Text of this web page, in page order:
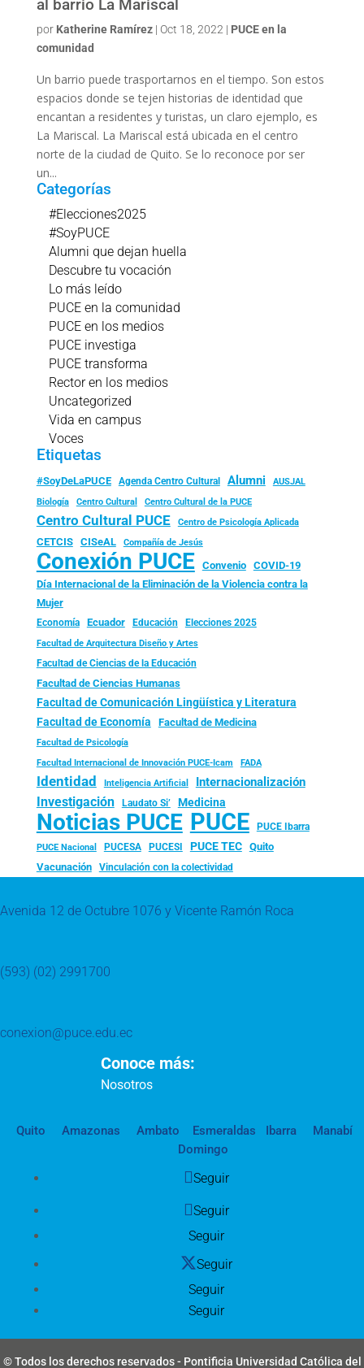
al barrio La Mariscal
por Katherine Ramírez| Oct 18, 2022 | PUCE en la
comunidad
Un barrio puede trasportarnos en el tiempo. Son estos
espacios donde se tejen historias de identidad que
encantan a residentes y turistas, un claro ejemplo, es
La Mariscal. La Mariscal está ubicada en el centro
norte de la ciudad de Quito. Se lo reconoce por ser
un...
Categorías
#Elecciones2025
#SoyPUCE
Alumni que dejan huella
Descubre tu vocación
Lo más leído
PUCE en la comunidad
PUCE en los medios
PUCE investiga
PUCE transforma
Rector en los medios
Uncategorized
Vida en campus
Voces
Etiquetas
#SoyDeLaPUCE Agenda Centro Cultural Alumni
AUSJAL
Biología
Centro Cultural Centro Cultural de la PUCE
Centro Cultural PUCE Centro de Psicología Aplicada
CETCIS CISeAL Compañía de Jesús
Conexión PUCE Convenio
COVID-19
Día Internacional de la Eliminación de la Violencia contra la
Mujer
Economía Ecuador Educación Elecciones 2025
Facultad de Arquitectura Diseño y Artes
Facultad de Ciencias de la Educación
Facultad de Ciencias Humanas
Facultad de Comunicación Lingüística y Literatura
Facultad de Economía Facultad de Medicina
Facultad de Psicología
Facultad Internacional de Innovación PUCE-Icam FADA
Identidad Inteligencia Artificial Internacionalización
Investigación Laudato Si’ Medicina
Noticias PUCE PUCE PUCE Ibarra
PUCE Nacional PUCESA PUCESI PUCE TEC
Quito
Vacunación
Vinculación con la colectividad
Avenida 12 de Octubre 1076 y Vicente Ramón Roca
(593) (02) 2991700
conexion@puce.edu.ec
Conoce más:
Nosotros
Quito Amazonas Ambato Esmeraldas Ibarra
Manabí
Domingo
Seguir
Seguir
Seguir
Seguir
Seguir
Seguir
© Todos los derechos reservados - Pontificia Universidad Católica del